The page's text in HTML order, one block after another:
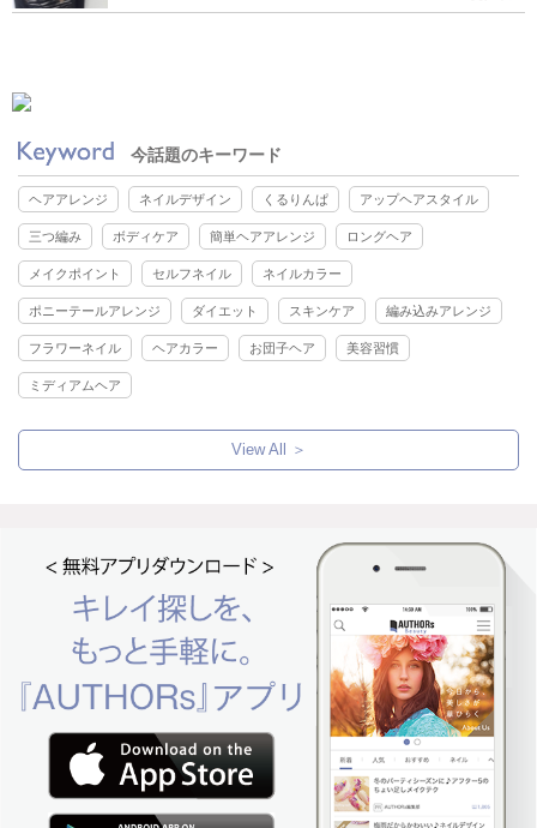
今話題のキーワード
ヘアアレンジ ネイルデザイン くるりんぱ アップヘアスタイル
三つ編み ボディケア 簡単ヘアアレンジ ロングヘア
メイクポイント セルフネイル ネイルカラー
ポニーテールアレンジ ダイエット スキンケア 編み込みアレンジ
フラワーネイル ヘアカラー お団子ヘア 美容習慣
ミディアムヘア
View All ＞